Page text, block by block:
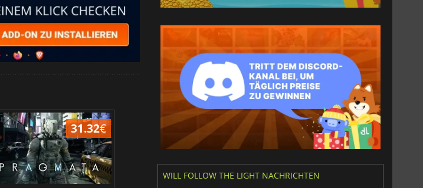
31.32€ 6.77 € 15.48
WILL FOLLOW THE LIGHT NACHRICHTEN